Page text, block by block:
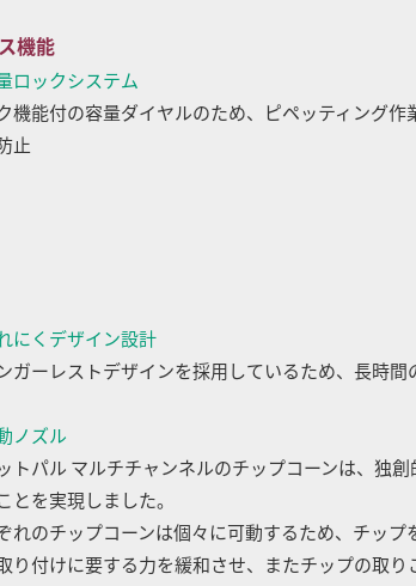
機能
ロックシステム
機能付の容量ダイヤルのため、ピペッティング作
止
にくデザイン設計
ガーレストデザインを採用しているため、長時
ノズル
トパル マルチチャンネルのチップコーンは、独
とを実現しました。
れのチップコーンは個々に可動するため、チッ
り付けに要する力を緩和させ、またチップの取り